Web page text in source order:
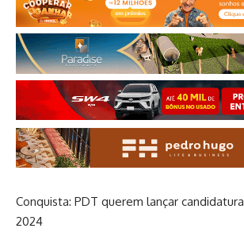
Conquista: PDT querem lançar
2024